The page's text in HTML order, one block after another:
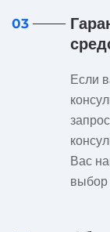
03
Если
Вас
выбор